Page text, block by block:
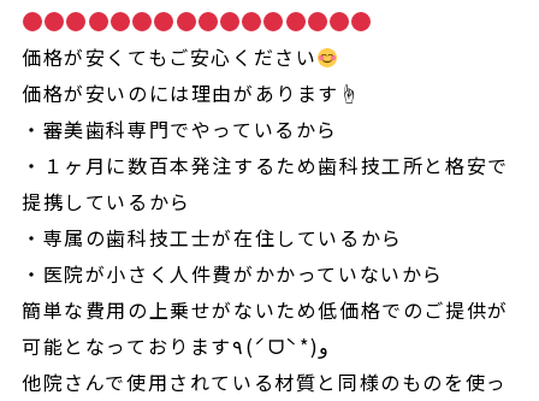
価格が安くてもご安心ください
価格が安いのには理由があります☝️
・審美歯科専門でやっているから
・１ヶ月に数百本発注するため歯科技工所と格安で
提携しているから
・専属の歯科技工士が在住しているから
・医院が小さく人件費がかかっていないから
簡単な費用の上乗せがないため低価格でのご提供が
可能となっております٩(ˊᗜˋ*)و
他院さんで使用されている材質と同様のものを使っ